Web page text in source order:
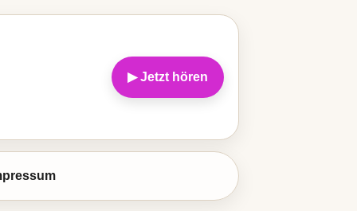
▶ Jetzt hören